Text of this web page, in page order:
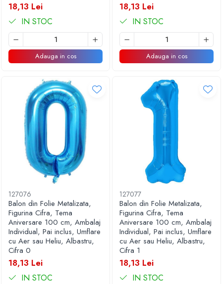
18,13 Lei
IN STOC
Adauga in cos
18,13 Lei
IN STOC
Adauga in cos
127076
Balon din Folie Metalizata,
Figurina Cifra, Tema
Aniversare 100 cm, Ambalaj
Individual, Pai inclus, Umflare
cu Aer sau Heliu, Albastru,
Cifra 0
18,13 Lei
IN STOC
127077
Balon din Folie Metalizata,
Figurina Cifra, Tema
Aniversare 100 cm, Ambalaj
Individual, Pai inclus, Umflare
cu Aer sau Heliu, Albastru,
Cifra 1
18,13 Lei
IN STOC